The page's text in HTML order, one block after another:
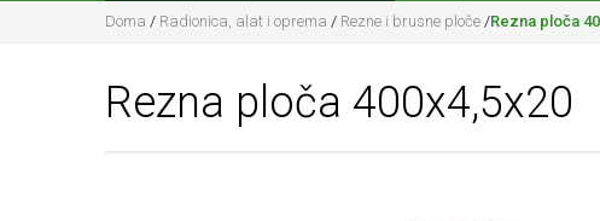
Doma / Radionica, alat i oprema / Rezne i brusne ploče /Rezna ploča
Rezna ploča 400x4,5x20